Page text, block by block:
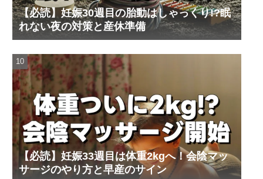
【必読】妊娠30週目の胎動はしゃっくり!?眠
れない夜の対策と産休準備
【必読】妊娠33週目は体重2kgへ！会陰マッ
サージのやり方と早産のサイン